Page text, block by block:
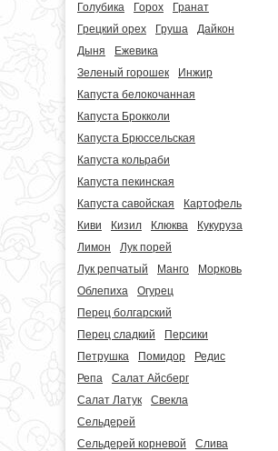
Голубика
Горох
Гранат
Грецкий орех
Груша
Дайкон
Дыня
Ежевика
Зеленый горошек
Инжир
Капуста белокочанная
Капуста Брокколи
Капуста Брюссельская
Капуста кольраби
Капуста пекинская
Капуста савойская
Картофель
Киви
Кизил Клюква
Кукуруза
Лимон
Лук порей
Лук репчатый
Манго
Морковь
Облепиха
Огурец
Перец болгарский
Перец сладкий
Персики
Петрушка
Помидор
Редис
Репа
Салат Айсберг
Салат Латук
Свекла
Сельдерей
Сельдерей корневой
Слива